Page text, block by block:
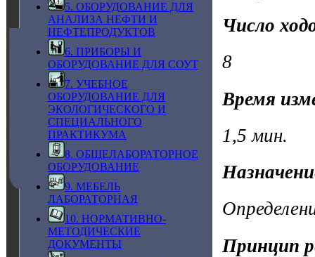
5. ОБОРУДОВАНИЕ ДЛЯ
АНАЛИЗА НЕФТИ И
НЕФТЕПРОДУКТОВ
6. ПРИБОРЫ И
ОБОРУДОВАНИЕ ДЛЯ СОУТ
7. УЧЕБНОЕ
ОБОРУДОВАНИЕ ДЛЯ
ЭКОЛОГИЧЕСКОГО И
СПЕЦИАЛЬНОГО
ПРАКТИКУМА
8. ОБЩЕЛАБОРАТОРНОЕ
ОБОРУДОВАНИЕ
9. МЕБЕЛЬ
ЛАБОРАТОРНАЯ
10. НОРМАТИВНО-
МЕТОДИЧЕСКИЕ
ДОКУМЕНТЫ
Число
8
Время
1,5 мин.
Принцип